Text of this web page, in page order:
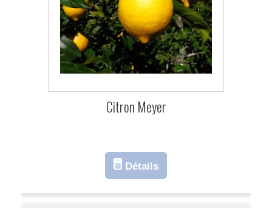
Citron Meyer
Détails